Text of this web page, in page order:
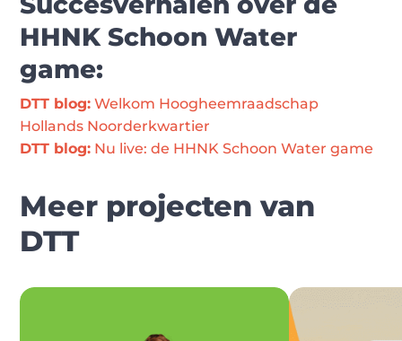
HHNK Schoon Water
game:
DTT blog: Welkom Hoogheemraadschap
Hollands Noorderkwartier
DTT blog: Nu live: de HHNK Schoon Water game
Meer projecten van
DTT